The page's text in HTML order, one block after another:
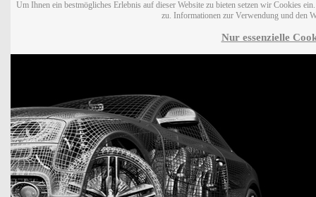
Um Ihnen ein bestmögliches Erlebnis auf dieser Website zu bieten setzen wir Cookies
zu. Informationen zur Verwendung und den
Nur essenzielle